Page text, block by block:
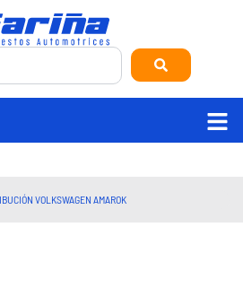
VOLKSWAGEN AMAROK